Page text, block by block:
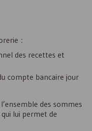
:
des recettes et
compte bancaire jour
des sommes
lui permet de